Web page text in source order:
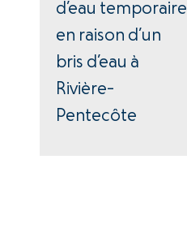
d’eau temporaire
en raison d’un
bris d’eau à
Rivière-
Pentecôte